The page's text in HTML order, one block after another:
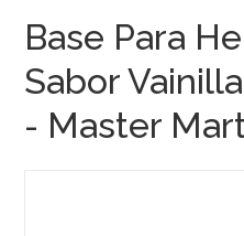
Base Para
Sabor
- Master